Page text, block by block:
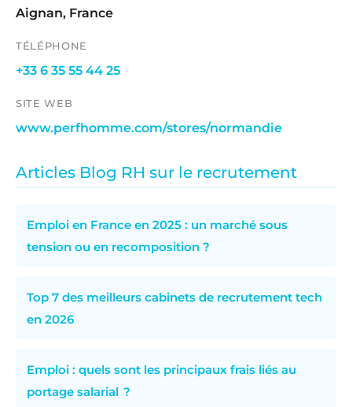
Aignan, France
TÉLÉPHONE
+33 6 35 55 44 25
SITE WEB
www.perfhomme.com/stores/normandie
Articles Blog RH sur le recrutement
Emploi en France en 2025 : un marché sous
tension ou en recomposition ?
Top 7 des meilleurs cabinets de recrutement tech
en 2026
Emploi : quels sont les principaux frais liés au
portage salarial ?